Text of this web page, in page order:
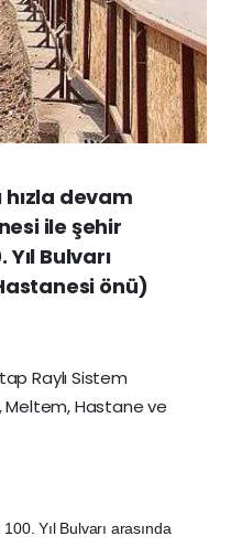
hızla devam
ile şehir
Bulvarı
önü)
Raylı Sistem
Meltem, Hastane ve
Yıl Bulvarı arasında